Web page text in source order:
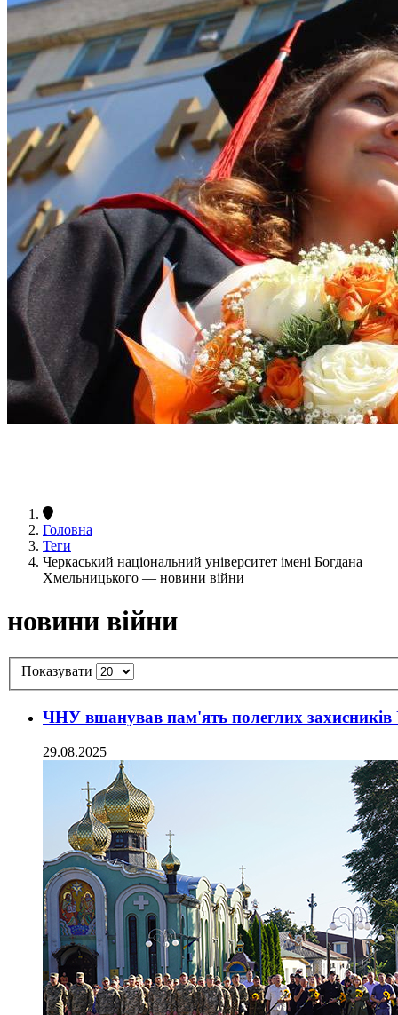
Головна
Теги
Черкаський національний університет імені Богдана
Хмельницького — новини війни
новини війни
Показувати
ЧНУ вшанував пам'ять полеглих захисників
29.08.2025